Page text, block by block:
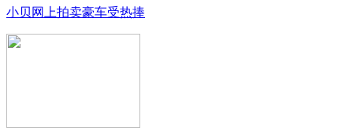
小贝网上拍卖豪车受热捧